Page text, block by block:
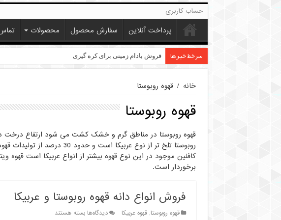
حساب کاربری
پرداخت آنلاین سفارش محصول محصولات
سرخط خبرها فروش بادام زمینی برای کره گیری
خرید عمده کنجد در تهران
خانه / قهوه روبوستا
قهوه روبوستا
روبوستا تلخ تر از نوع عربیکا
کافئین موجود در این نوع قهوه بیشتر از انواع عربیکا است قهوه
برخوردار است.
فروش انواع دانه قهوه روبوستا و عربیکا
قهوه روبوستا,قهوه عربیکا دیدگاه‌هابرای
بسته هستند